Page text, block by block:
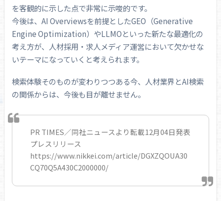
を客観的に示した点で非常に示唆的です。
今後は、AI Overviewsを前提としたGEO（Generative
Engine Optimization）やLLMOといった新たな最適化の
考え方が、人材採用・求人メディア運営において欠かせな
いテーマになっていくと考えられます。
検索体験そのものが変わりつつある今、人材業界とAI検索
の関係からは、今後も目が離せません。
PR TIMES／同社ニュースより転載12月04日発表
プレスリリース
https://www.nikkei.com/article/DGXZQOUA30
CQ70Q5A430C2000000/